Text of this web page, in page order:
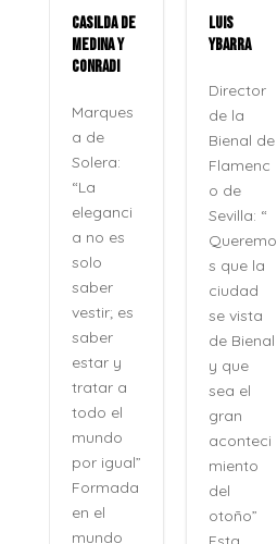
CASILDA DE
MEDINA Y
CONRADI
Marques
a de
Solera:
“La
eleganci
a no es
solo
saber
vestir; es
saber
estar y
tratar a
todo el
mundo
por igual”
Formada
en el
mundo
LUIS
YBARRA
Director
de la
Bienal de
Flamenc
o de
Sevilla: “
Queremo
s que la
ciudad
se vista
de Bienal
y que
sea el
gran
aconteci
miento
del
otoño”